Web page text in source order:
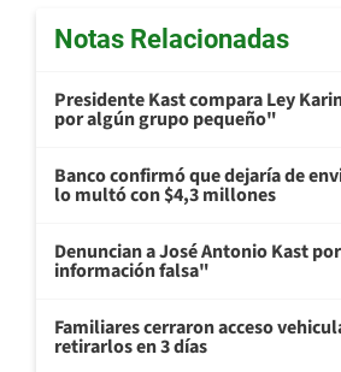
Notas Relacionadas
Presidente Kast compara Ley
por algún grupo pequeño"
Banco confirmó que dejaría de
lo multó con $4,3 millones
Denuncian a José Antonio Kast
información falsa"
Familiares cerraron acceso
retirarlos en 3 días